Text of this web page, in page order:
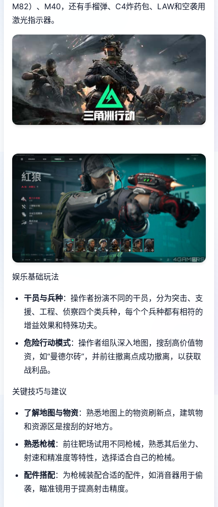
M82）、M40，还有手榴弹、C4炸药包、LAW和空袭用
激光指示器。
娱乐基础玩法
干员与兵种：操作者扮演不同的干员，分为突击、支
援、工程、侦察四个类兵种，每个个兵种都有相符的
增益效果和特殊功夫。
危险行动模式：操作者组队深入地图，搜刮高价值物
资，如“曼德尔砖”，并前往撤离点成功撤离，以获取
战利品。
关键技巧与建议
了解地图与物资：熟悉地图上的物资刷新点，建筑物
和资源区是搜刮的好地方。
熟悉枪械：前往靶场试用不同枪械，熟悉其后坐力、
射速和精准度等特性，选择适合自己的枪械。
配件搭配：为枪械装配合适的配件，如消音器用于偷
袭，瞄准镜用于提高射击精度。